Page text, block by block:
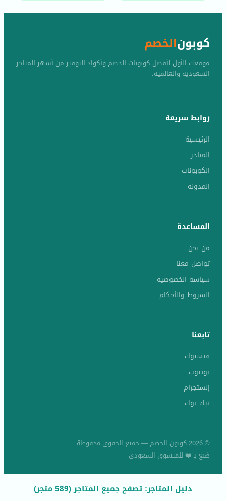
كوبونالخصم
موقعك الأول لأفضل كوبونات الخصم وأكواد التوفير من أشهر المتاجر
السعودية والعالمية.
روابط سريعة
الرئيسية
المتاجر
الكوبونات
المدونة
المساعدة
من نحن
تواصل معنا
سياسة الخصوصية
الشروط والأحكام
تابعنا
فيسبوك
يوتيوب
إنستجرام
تيك توك
© 2026 كوبون الخصم — جميع الحقوق محفوظة
صُنع بـ ❤️ للمتسوق السعودي
دليل المتاجر: تصفح جميع المتاجر (589 متجر)